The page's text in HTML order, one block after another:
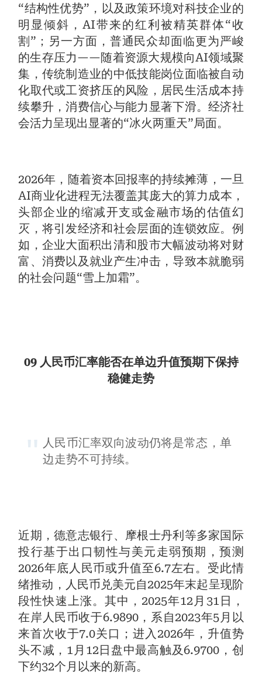
“结构性优势”，以及政策环境对科技企业的
明显倾斜，AI带来的红利被精英群体“收
割”；另一方面，普通民众却面临更为严峻
的生存压力——随着资源大规模向AI领域聚
集，传统制造业的中低技能岗位面临被自动
化取代或工资挤压的风险，居民生活成本持
续攀升，消费信心与能力显著下滑。经济社
会活力呈现出显著的“冰火两重天”局面。
2026年，随着资本回报率的持续摊薄，一旦
AI商业化进程无法覆盖其庞大的算力成本，
头部企业的缩减开支或金融市场的估值幻
灭，将引发经济和社会层面的连锁效应。例
如，企业大面积出清和股市大幅波动将对财
富、消费以及就业产生冲击，导致本就脆弱
的社会问题“雪上加霜”。
09 人民币汇率能否在单边升值预期下保持
稳健走势
人民币汇率双向波动仍将是常态，单
边走势不可持续。
近期，德意志银行、摩根士丹利等多家国际
投行基于出口韧性与美元走弱预期，预测
2026年底人民币或升值至6.7左右。受此情
绪推动，人民币兑美元自2025年末起呈现阶
段性快速上涨。其中，2025年12月31日，
在岸人民币收于6.9890，系自2023年5月以
来首次收于7.0关口；进入2026年，升值势
头不减，1月12日盘中最高触及6.9700，创
下约32个月以来的新高。